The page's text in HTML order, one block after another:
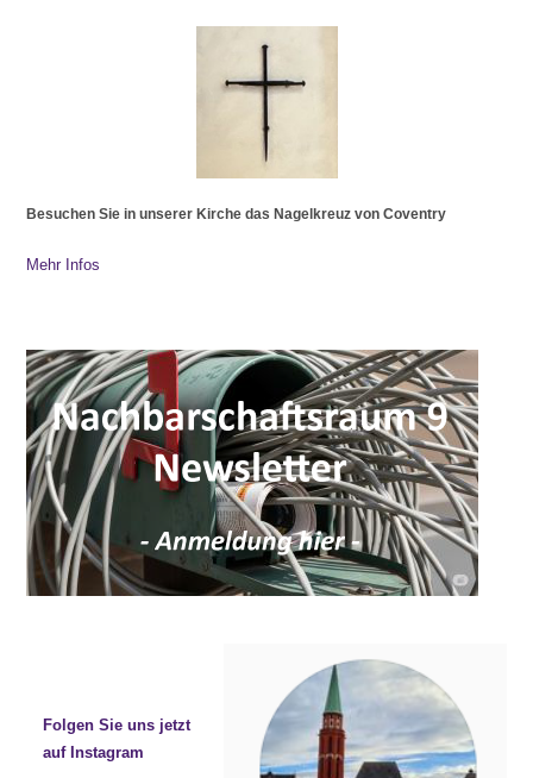
Besuchen Sie in unserer Kirche das Nagelkreuz von Coventry
Mehr Infos
Folgen Sie uns jetzt
auf Instagram